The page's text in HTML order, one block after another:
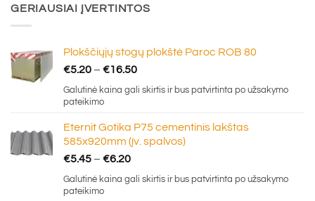
GERIAUSIAI ĮVERTINTOS
Plokščiųjų stogų plokštė Paroc ROB 80
€5.20 – €16.50Price
range:
€16.50
Galutinė kaina gali skirtis ir bus patvirtinta po užsakymo
pateikimo
Eternit Gotika P75 cementinis lakštas
585x920mm (įv. spalvos)
€5.45 – €6.20Price
range:
Galutinė kaina gali skirtis ir bus patvirtinta po užsakymo
pateikimo